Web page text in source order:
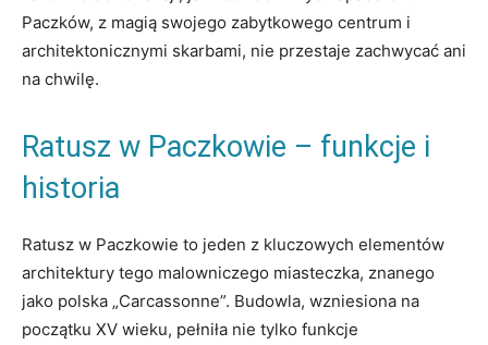
Paczków, z magią ⁣swojego zabytkowego centrum‍ i
architektonicznymi skarbami, nie przestaje zachwycać ani
na ⁣chwilę.
Ratusz w Paczkowie ‍– funkcje i
historia
Ratusz w ⁢Paczkowie to⁤ jeden z kluczowych elementów
architektury tego malowniczego miasteczka, znanego
jako polska „Carcassonne”. Budowla, wzniesiona ​na
początku XV wieku,​ pełniła‌ nie ‌tylko​ funkcje‌